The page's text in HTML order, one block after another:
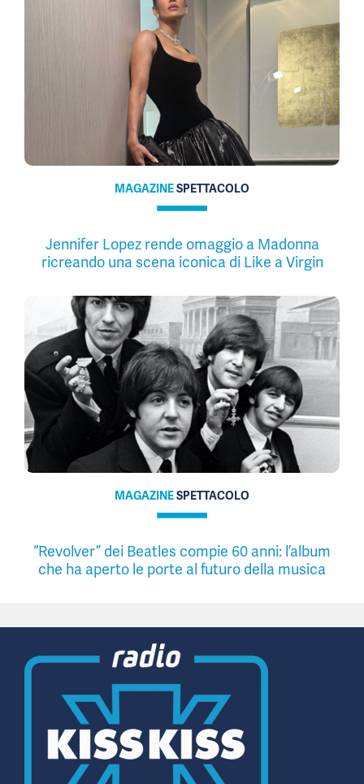
MAGAZINESPETTACOLO
Jennifer Lopez rende omaggio a Madonna
ricreando una scena iconica di Like a Virgin
MAGAZINESPETTACOLO
“Revolver” dei Beatles compie 60 anni: l’album
che ha aperto le porte al futuro della musica